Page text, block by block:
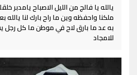
يالله يا فالج من الليل الاصباح يامدبر
ملكنا واحفظه وين ما راح بارك لنا يالله
به عد ما بارق لاح في موطن ما كل رجل
للامجاد